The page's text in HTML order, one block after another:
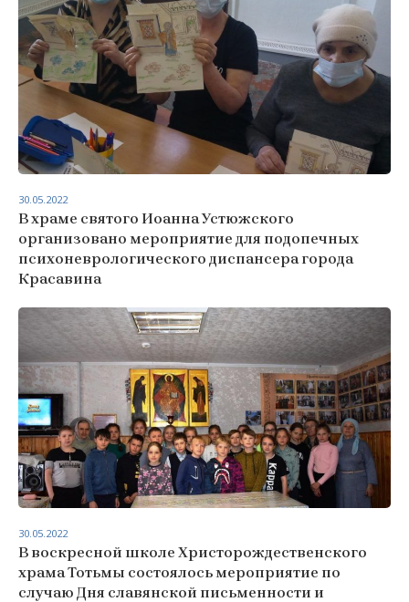
В храме святого Иоанна Устюжского
организовано мероприятие для подопечных
психоневрологического диспансера города
Красавина
30.05.2022
В воскресной школе Христорождественского
храма Тотьмы состоялось мероприятие по
случаю Дня славянской письменности и
30.05.2022